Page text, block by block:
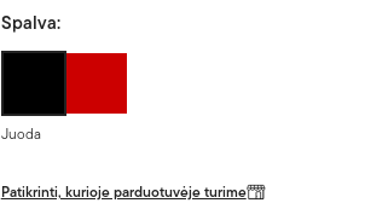
Spalva:
Juoda
Patikrinti, kurioje parduotuvėje turime